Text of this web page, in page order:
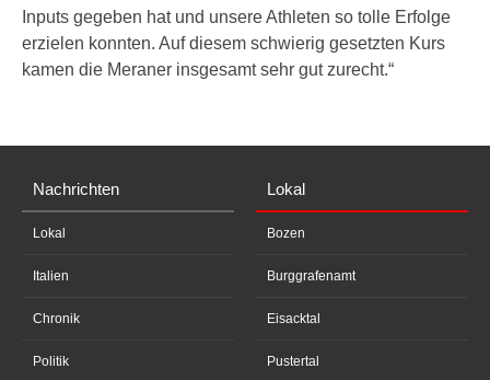
Inputs gegeben hat und unsere Athleten so tolle Erfolge
erzielen konnten. Auf diesem schwierig gesetzten Kurs
kamen die Meraner insgesamt sehr gut zurecht.“
Nachrichten
Lokal
Italien
Chronik
Politik
Lokal
Bozen
Burggrafenamt
Eisacktal
Pustertal